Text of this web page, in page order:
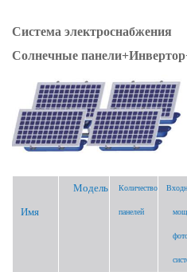
Система электроснабжения
Солнечные
Имя
Модель Количество
панелей